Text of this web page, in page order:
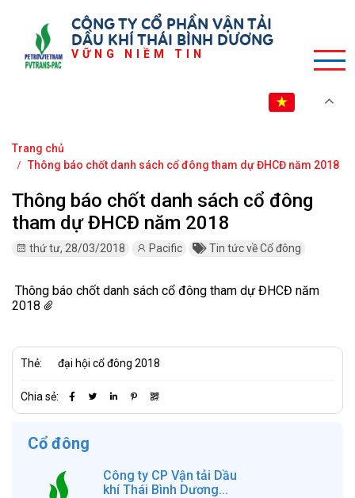
CÔNG TY CỔ PHẦN VẬN TẢI
DẦU KHÍ THÁI BÌNH DƯƠNG
VỮNG NIỀM TIN
Trang chủ
Thông báo chốt danh sách cổ đông tham dự ĐHCĐ năm 2018
Thông báo chốt danh sách cổ đông
tham dự ĐHCĐ năm 2018
thứ tư, 28/03/2018 Pacific Tin tức về Cổ đông
Thông báo chốt danh sách cổ đông tham dự ĐHCĐ năm
2018
Thẻ: đại hội cổ đông 2018
Chia sẻ:
Cổ đông
Công ty CP Vận tải Dầu
khí Thái Bình Dương...